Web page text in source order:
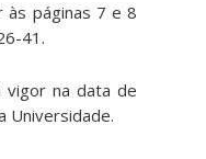
às páginas 7 e 8
41.
vigor na data de
Universidade.